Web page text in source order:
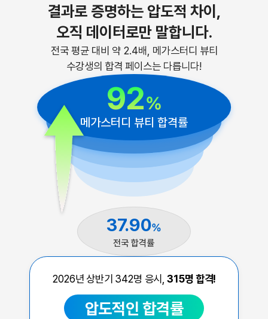
결과로 증명하는 압도적 차이,
오직 데이터로만 말합니다.
전국 평균 대비 약 2.4배, 메가스터디 뷰티
수강생의 합격 페이스는 다릅니다!
92%
메가스터디 뷰티 합격률
37.90%
전국 합격률
2026년 상반기 342명 응시,315명 합격!
압도적인 합격률